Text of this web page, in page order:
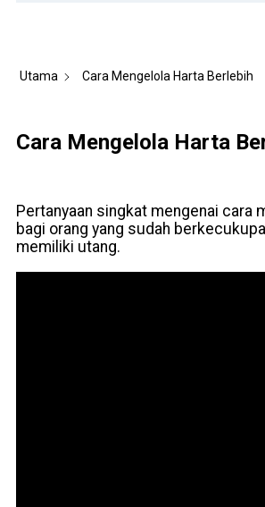
Utama Cara Mengelola Harta Berlebih
Cara Mengelola Harta
Pertanyaan singkat mengenai cara
bagi orang yang sudah
memiliki utang.